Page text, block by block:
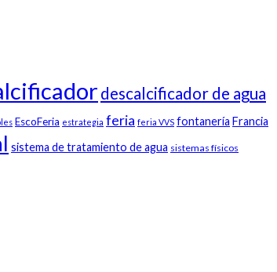
descalcificador de agua
EscoFeria estrategia feria feria VVS fontanería Francia
sistema de tratamiento de agua sistemas físicos